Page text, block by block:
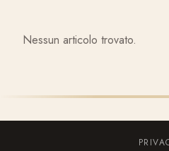
Nessun articolo trovato.